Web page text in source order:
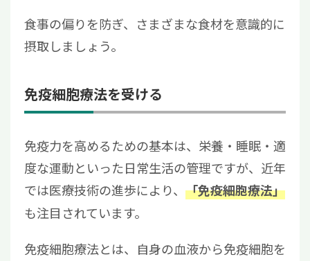
食事の偏りを防ぎ、さまざまな食材を意識的に
摂取しましょう。
免疫細胞療法を受ける
免疫力を高めるための基本は、栄養・睡眠・適
度な運動といった日常生活の管理ですが、近年
では医療技術の進歩により、 「免疫細胞療法」
も注目されています。
免疫細胞療法とは、自身の血液から免疫細胞を